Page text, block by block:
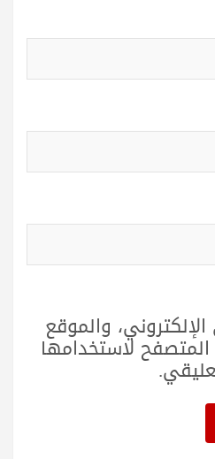
والموقع
لاستخدامها